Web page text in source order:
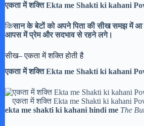
एकता में शक्ति Ekta me Shakti ki kahani
किसान के बेटों को अपने पिता की सीख समझ में आ
आपस में प्रेम और सदभाव से रहने लगे।
सीख– एकता में शक्ति होती है
एकता में शक्ति Ekta me Shakti ki kahani
एकता में शक्ति Ekta me Shakti ki kahani
ekta me shakti ki kahani hindi me The